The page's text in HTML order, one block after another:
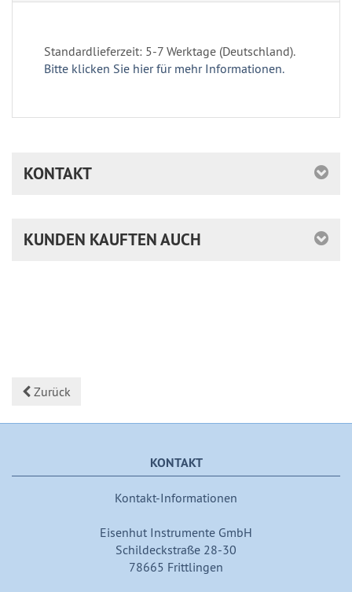
Standardlieferzeit: 5-7 Werktage (Deutschland).
Bitte klicken Sie hier für mehr Informationen.
KONTAKT
KUNDEN KAUFTEN AUCH
Zurück
KONTAKT
Kontakt-Informationen
Eisenhut Instrumente GmbH
Schildeckstraße 28-30
78665 Frittlingen